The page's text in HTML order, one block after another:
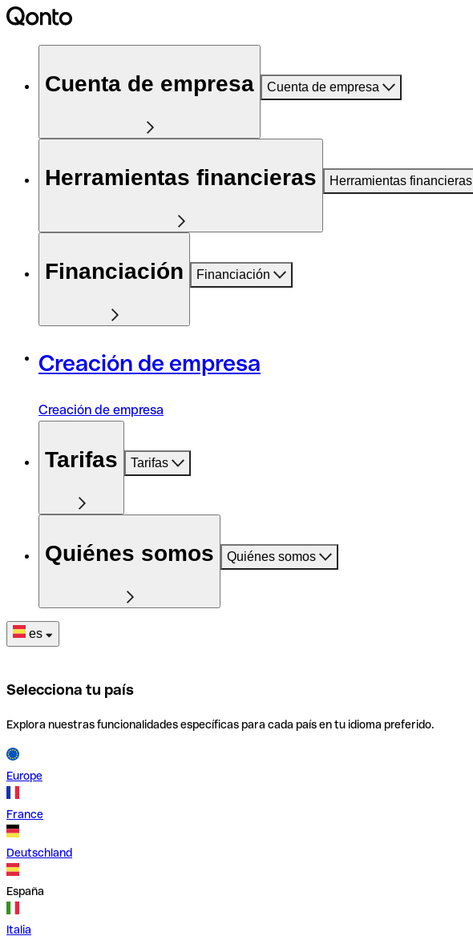
Cuenta de empresa Cuenta de empresa
Herramientas financieras Herramientas financieras
Financiación Financiación
Creación de empresa
Creación de empresa
Tarifas Tarifas
Quiénes somos Quiénes somos
es
Selecciona tu país
Explora nuestras funcionalidades específicas para cada país en tu idioma preferido.
Europe
France
Deutschland
España
Italia